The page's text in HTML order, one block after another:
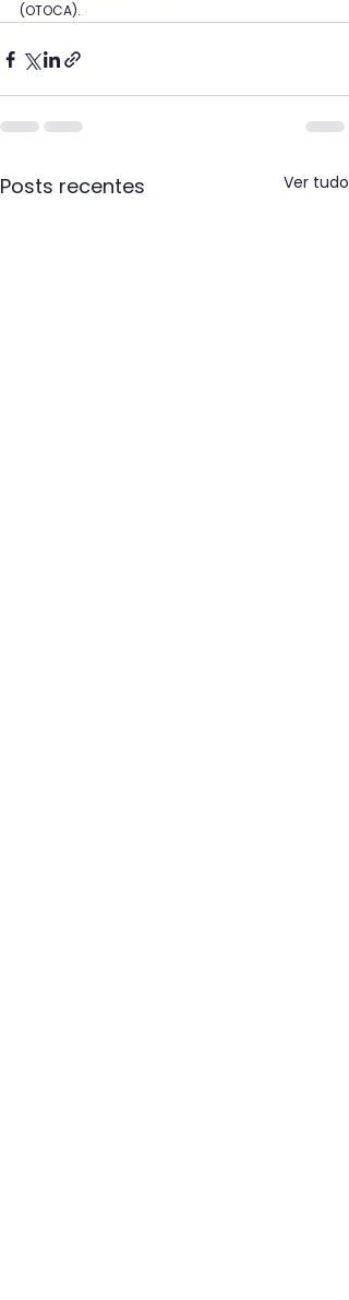
(OTOCA).
Posts recentes Ver tudo